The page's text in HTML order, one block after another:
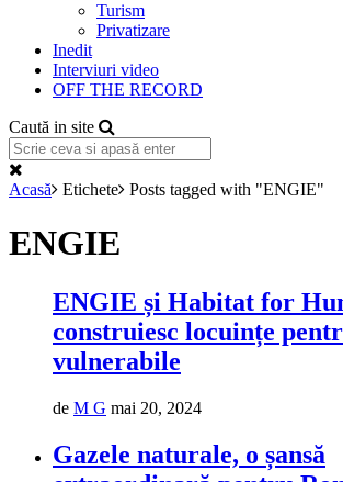
Turism
Privatizare
Inedit
Interviuri video
OFF THE RECORD
Caută in site
Acasă Etichete Posts tagged with "ENGIE"
ENGIE
ENGIE și Habitat for
construiesc locuințe
vulnerabile
de M G mai 20, 2024
Gazele naturale, o șansă